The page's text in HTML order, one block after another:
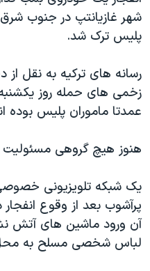
آرشیو پخش زنده
مجموعه مستندهای دادخواهی
دادگاه حمید نوری
چهل سال گروگان‌گیری
اعتراضات مردمی آبان ۹۸
نرگس محمدی برنده جایزه
همایش محافظه‌کاران آمریکا
صفحه‌های ویژه
شهر غازیانتپ در جنوب
پلیس ترک شد.
رسانه های ترکیه به نقل از
عمدتا ماموران پلیس بوده
هنوز هیچ گروهی مسئولیت
یک شبکه تلویزیونی
پرآشوب بعد از وقوع
آن ورود ماشین های آتش
لباس شخصی مسلح به